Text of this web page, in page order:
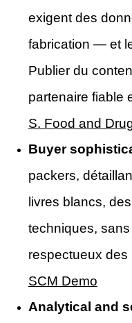
exigent des
fabrication — et
Publier du
partenaire fiable
S. Food and
Buyer
packers,
livres blancs,
techniques,
respectueux des
SCM Demo
Analytical and